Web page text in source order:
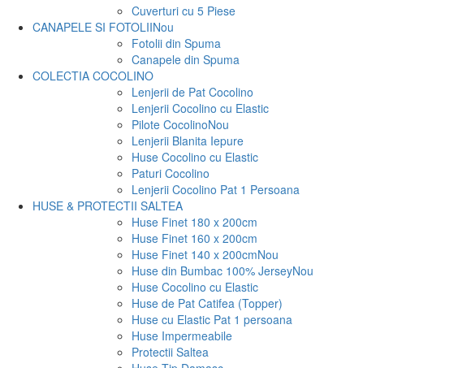
Cuverturi cu 5 Piese
CANAPELE SI FOTOLIINou
Fotolii din Spuma
Canapele din Spuma
COLECTIA COCOLINO
Lenjerii de Pat Cocolino
Lenjerii Cocolino cu Elastic
Pilote CocolinoNou
Lenjerii Blanita Iepure
Huse Cocolino cu Elastic
Paturi Cocolino
Lenjerii Cocolino Pat 1 Persoana
HUSE & PROTECTII SALTEA
Huse Finet 180 x 200cm
Huse Finet 160 x 200cm
Huse Finet 140 x 200cmNou
Huse din Bumbac 100% JerseyNou
Huse Cocolino cu Elastic
Huse de Pat Catifea (Topper)
Huse cu Elastic Pat 1 persoana
Huse Impermeabile
Protectii Saltea